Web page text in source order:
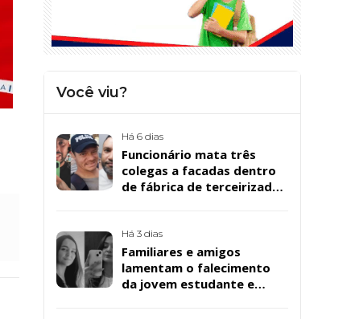
Você viu?
Há 6 dias
Funcionário mata três
colegas a facadas dentro
de fábrica de terceirizada
Há 3 dias
Familiares e amigos
lamentam o falecimento
da jovem estudante e